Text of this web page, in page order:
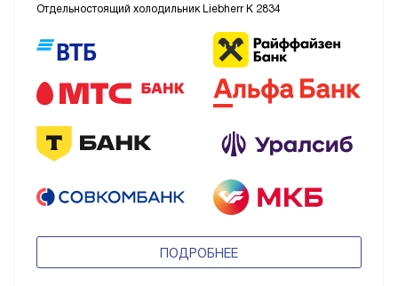
Отдельностоящий холодильник Liebherr K 2834
ПОДРОБНЕЕ